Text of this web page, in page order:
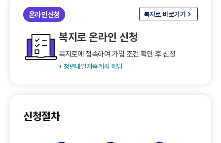
온라인신청 복지로 바로가기
복지로 온라인 신청
복지로에 접속하여 가입 조건 확인 후 신청
* 청년내일저축계좌 해당
신청절차